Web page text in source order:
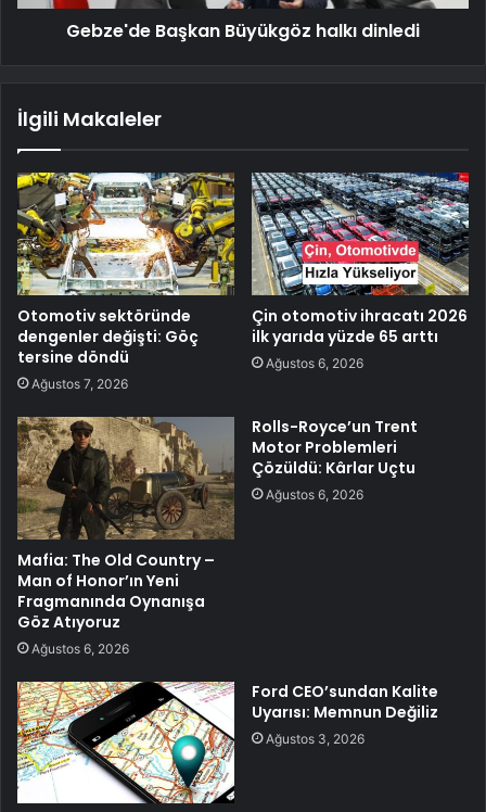
Gebze'de Başkan Büyükgöz halkı dinledi
İlgili Makaleler
Otomotiv sektöründe
dengenler değişti: Göç
tersine döndü
Ağustos 7, 2026
Çin otomotiv ihracatı 2026
ilk yarıda yüzde 65 arttı
Ağustos 6, 2026
Mafia: The Old Country –
Man of Honor’ın Yeni
Fragmanında Oynanışa
Göz Atıyoruz
Ağustos 6, 2026
Rolls-Royce’un Trent
Motor Problemleri
Çözüldü: Kârlar Uçtu
Ağustos 6, 2026
Ford CEO’sundan Kalite
Uyarısı: Memnun Değiliz
Ağustos 3, 2026